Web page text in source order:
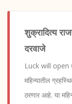
शुक्रादित्य
दरवाजे
Luck will open
महिन्यातील
ठरणार आहे. या